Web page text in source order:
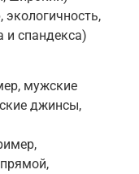
экологичность,
и спандекса)
мужские
джинсы,